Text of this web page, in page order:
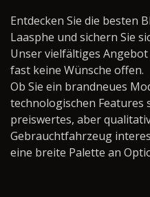
Entdecken Sie die besten
Laasphe und sichern Sie
Unser vielfältiges
fast keine Wünsche offen.
Ob Sie ein brandneues
technologischen Features
preiswertes, aber
Gebrauchtfahrzeug
eine breite Palette an